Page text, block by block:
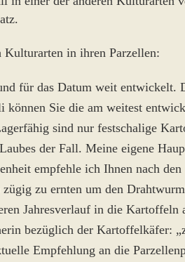
in ihren Parzellen:
für das Datum weit entwickelt.
Sie die am weitest
sind nur festschalige
der Fall. Meine eigene
empfehle ich Ihnen nach
zu ernten um den
Jahresverlauf in die Kartoffeln
bezüglich der Kartoffelkäfer:
Empfehlung an die